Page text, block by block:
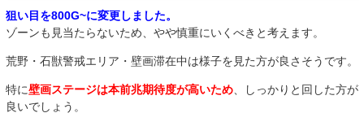
狙い目を800G~に変更しました。
ゾーンも見当たらないため、やや慎重にいくべきと考えます。
荒野・石獣警戒エリア・壁画滞在中は様子を見た方が良さそうです。
特に壁画ステージは本前兆期待度が高いため、しっかりと回した方が
良いでしょう。